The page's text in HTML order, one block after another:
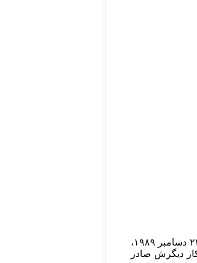
نظام اسلامی در معامله‌ای کثیف با دولت اتریش قادر شد او را به تهران بازگرداند. ۵ ماه بعد در تاریخ ۲۲ دسامبر ۱۹۸۹،
دیگرش صادر